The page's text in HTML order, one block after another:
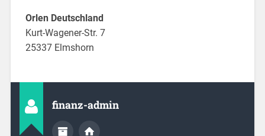
Orlen Deutschland
Kurt-Wagener-Str. 7
25337 Elmshorn
finanz-admin